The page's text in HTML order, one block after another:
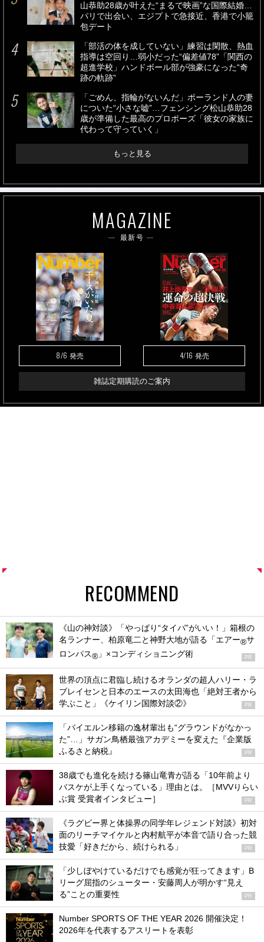
山恭助28歳が叶えた“まるで映画”な国際結婚…
パリで出会い、エジプトで急接近、香港で小籠
包デート
「部活の体を成していない」練習は閑散、熱血
指導は空回り…弱小だった“偏差値78”「関西の
超進学校」ハンドボール部が強豪になった“奇
跡の軌跡”
「ごめん、指輪がないんだ」ポーランド人の妻
についた“小さな嘘”…フェンシング松山恭助28
歳が準備した最高のプロポーズ「彼女の家族に
代わって守っていく」
もっと見る
MAGAZINE
最新号
8/6 発売 4/16 発売
雑誌定期購読のご案内
RECOMMEND
《山の神対談》「やっぱり“タイパ”がいい！」箱根の
名ランナー、柏原竜二と神野大地が語る「エアー®サ
ロンパス® 」×コンディショニング術 PR
世界の頂点に君臨し続けるオランダの超人ハリー・ラ
ブレイセンと日本のエースの太田海也「絶対王者から
学ぶこと」《ケイリン国際対談②》
PR
「バイエルン移籍の逸材輩出も“グラウンドがなかっ
た”…」サガン鳥栖最強アカデミーを変えた『企業版
ふるさと納税』
PR
38歳でも進化を続ける篠山竜青が語る「10年前より
バスケが上手くなっている」理由とは。［MVVりらい
ぶ賞 受賞者インタビュー］
PR
《ラグビー界と体操界の同学年レジェンド対談》初対
面のリーチマイケルと内村航平が本音で語り合った競
技愛「好きだから、続けられる」
PR
「少しぼやけているだけでも感覚が狂ってきます」B
リーグ屈指のシューター・安藤周人が明かす“見え
る”ことの重要性
PR
Number SPORTS OF THE YEAR 2026 開催決定！
2026年を代表するアスリートを表彰